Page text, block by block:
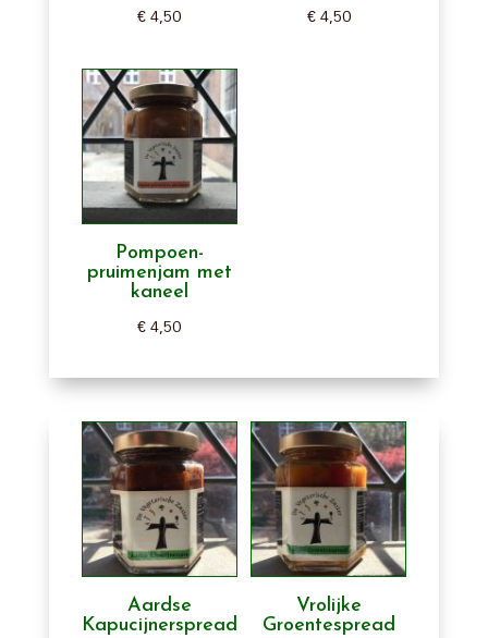
€4,50 €4,50
Pompoen-
pruimenjam met
kaneel
€4,50
Aardse
Kapucijnerspread
Vrolijke
Groentespread